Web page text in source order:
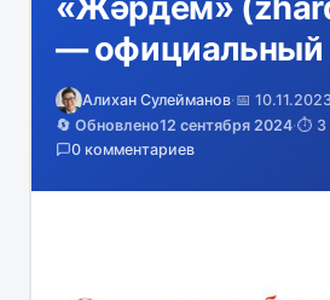
— официальный
Алихан Сулейманов·📅
🔄 Обновлено12 сентября 2024·⏱️ 3
0 комментариев